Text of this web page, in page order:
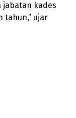
jabatan kades
tahun,” ujar